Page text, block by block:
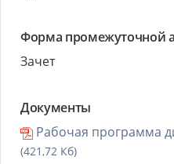
Форма промежуточной
Зачет
Документы
Рабочая программа
(421,72 Кб)